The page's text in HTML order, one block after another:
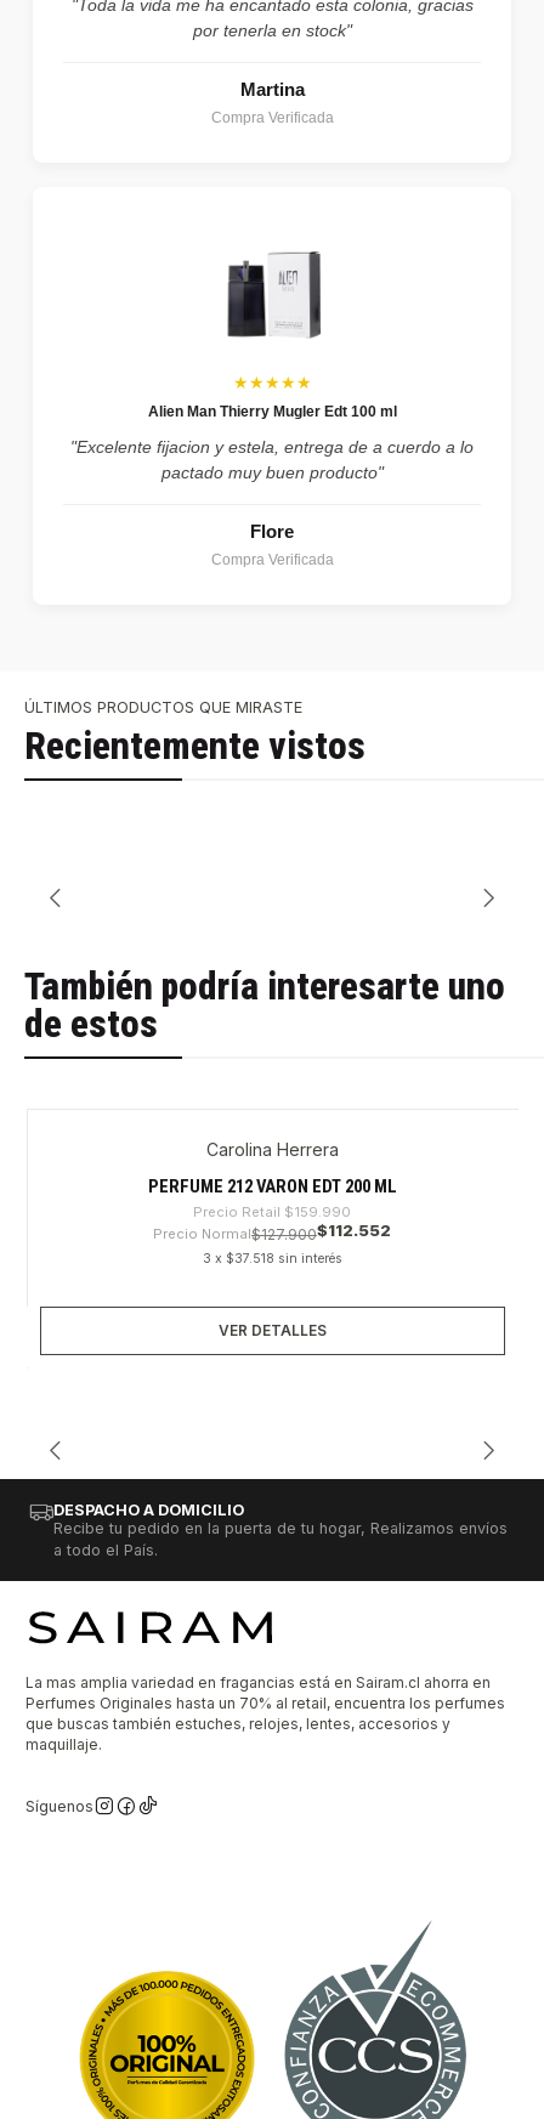
"Toda la vida me ha encantado esta colonia, gracias
por tenerla en stock"
Martina
Compra Verificada
★★★★★
Alien Man Thierry Mugler Edt 100 ml
"Excelente fijacion y estela, entrega de a cuerdo a lo
pactado muy buen producto"
Flore
Compra Verificada
ÚLTIMOS PRODUCTOS QUE MIRASTE
Recientemente vistos
También podría interesarte uno
de estos
Carolina Herrera
PERFUME 212 VARON EDT 200 ML
Precio Retail $159.990
Precio Normal$127.900$112.552
3 x $37.518 sin interés
VER DETALLES
DESPACHO A DOMICILIO
Recibe tu pedido en la puerta de tu hogar, Realizamos envíos
a todo el País.
La mas amplia variedad en fragancias está en Sairam.cl ahorra en
Perfumes Originales hasta un 70% al retail, encuentra los perfumes
que buscas también estuches, relojes, lentes, accesorios y
maquillaje.
Síguenos